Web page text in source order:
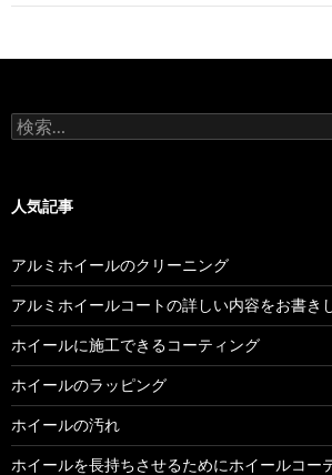
ゲ
ー
ョ
検
索:
人気記事
アルミホイールのクリーニング
アルミホイールコートの詳しい内容をお書き
ホイールに施工できるコーティング
ホイールのラッピング
ホイールの汚れ
ホイールを長持ちさせるためにホイールコー